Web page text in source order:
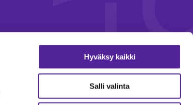
Hyväksy kaikki
Salli valinta